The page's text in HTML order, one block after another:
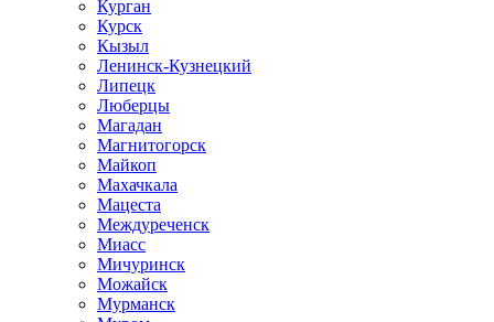
Курган
Курск
Кызыл
Ленинск-Кузнецкий
Липецк
Люберцы
Магадан
Магнитогорск
Майкоп
Махачкала
Мацеста
Междуреченск
Миасс
Мичуринск
Можайск
Мурманск